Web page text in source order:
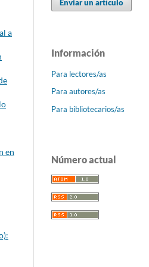
a
en
Enviar un artículo
Información
Para lectores/as
Para autores/as
Para bibliotecarios/as
Número actual